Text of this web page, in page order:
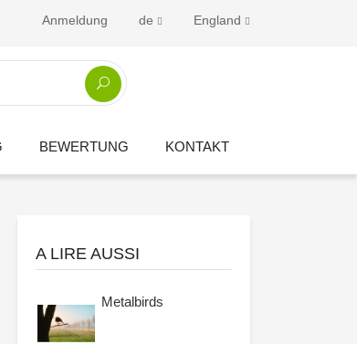
Anmeldung de England
BEWERTUNG KONTAKT
A LIRE AUSSI
Metalbirds